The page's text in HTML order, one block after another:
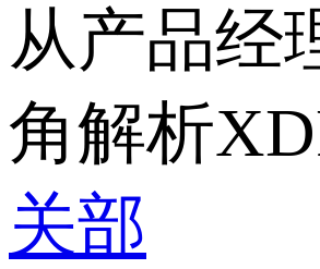
从产品经
角解析
关部